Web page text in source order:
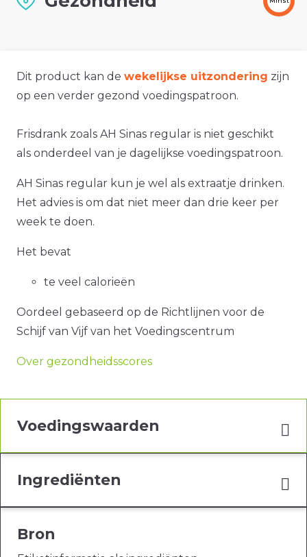
Dit product kan de wekelijkse uitzondering zijn
op een verder gezond voedingspatroon.
Frisdrank zoals AH Sinas regular is niet geschikt
als onderdeel van je dagelijkse voedingspatroon.
AH Sinas regular kun je wel als extraatje drinken.
Het advies is om dat niet meer dan drie keer per
week te doen.
Het bevat
te veel calorieën
Oordeel gebaseerd op de Richtlijnen voor de
Schijf van Vijf van het Voedingscentrum
Over gezondheidsscores
Voedingswaarden
Ingrediënten
Bron